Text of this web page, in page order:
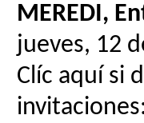
MEREDI,
jueves, 12
Clíc aquí si
invitaciones: